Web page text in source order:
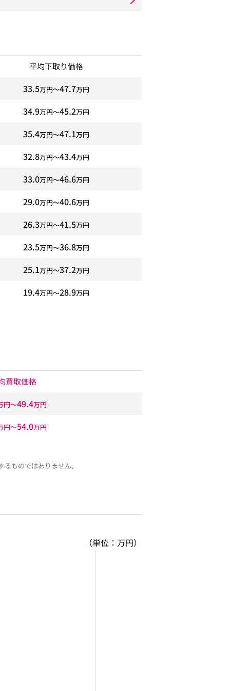
平均下取り価格
33.5万円〜47.7万円
34.9万円〜45.2万円
35.4万円〜47.1万円
32.8万円〜43.4万円
33.0万円〜46.6万円
29.0万円〜40.6万円
26.3万円〜41.5万円
23.5万円〜36.8万円
25.1万円〜37.2万円
19.4万円〜28.9万円
買取価格
円〜49.4万円
円〜54.0万円
ものではありません。
（単位：万円）